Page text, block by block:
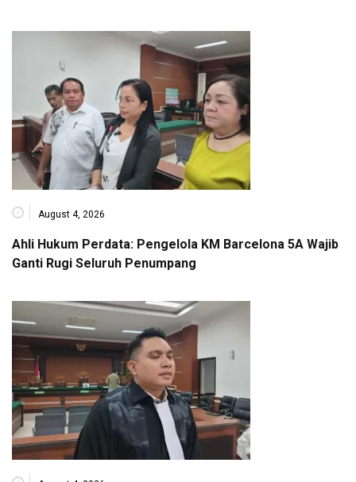
August 4, 2026
Ahli Hukum Perdata: Pengelola KM Barcelona 5A Wajib
Ganti Rugi Seluruh Penumpang